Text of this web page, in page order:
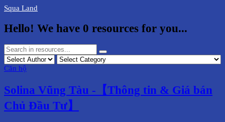
Squa Land
Hello! We have 0 resources for you...
Căn hộ
Solina Vũng Tàu -【Thông tin & Giá bán
Chủ Đầu Tư】